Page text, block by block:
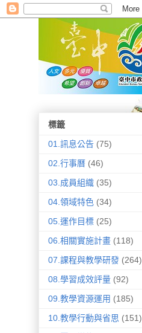
標籤
01.訊息公告 (75)
02.行事曆 (46)
03.成員組織 (35)
04.領域特色 (34)
05.運作目標 (25)
06.相關實施計畫 (118)
07.課程與教學研發 (264)
08.學習成效評量 (92)
09.教學資源運用 (185)
10.教學行動與省思 (151)